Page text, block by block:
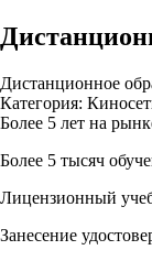
Дистанционное
Категория:
Более 5 лет на
Более 5 тысяч
Лицензионный
Занесение